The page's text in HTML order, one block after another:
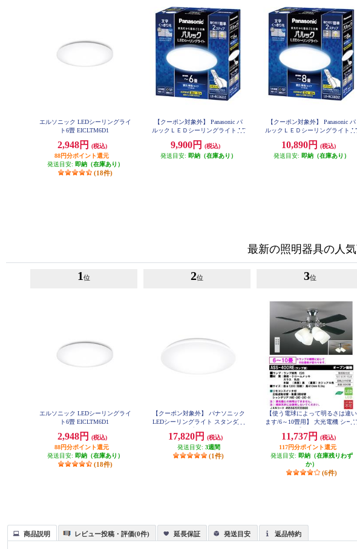
エルソニック LEDシーリングライ
ト6畳 EICLTM6D1
2,948円
(税込)
88円分ポイント還元
発送目安: 即納（在庫あり）
(18件)
【クーポン対象外】 Panasonic パ
ルックＬＥＤシーリングライト LE
9,900円
(税込)
発送目安: 即納（在庫あり）
【クーポン対象外】 Panasonic パ
ルックＬＥＤシーリングライト
10,890円
(税込)
発送目安: 即納（在庫あり）
最新の照明器具の人
1 位
エルソニック LEDシーリングライ
ト6畳 EICLTM6D1
2,948円
(税込)
88円分ポイント還元
発送目安: 即納（在庫あり）
(18件)
2位
【クーポン対象外】 パナソニック
LEDシーリングライト スタンダー
CM0834A
17,820円
(税込)
発送目安: 3週間
(1件)
3位
【使う電球によって明るさは違い
ます/6～10畳用】 大光電機 シーリ
売】 ASS-400RE
11,737円
(税込)
117円分ポイント還元
発送目安: 即納（在庫残りわず
か）
(6件)
商品説明 レビュー投稿・評価(0件) 延長保証 発送目安 返品特約